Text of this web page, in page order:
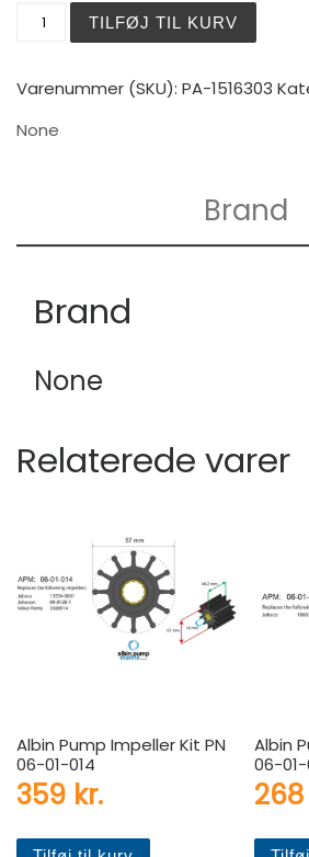
TILFØJ TIL KURV
Varenummer (SKU): PA-1516303
None
Brand
Brand
None
Relaterede varer
Albin Pump Impeller Kit PN
06-01-014
359 kr.
Albin
06-01-
268